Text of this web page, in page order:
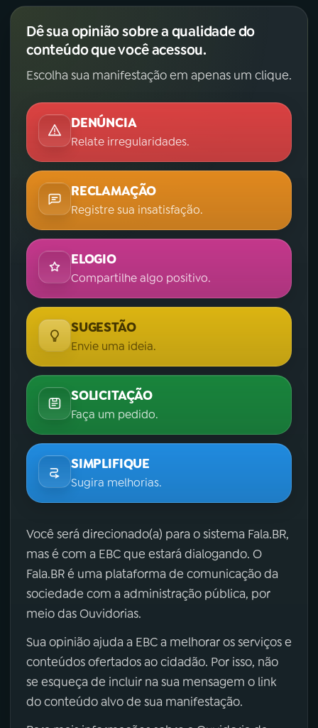
Dê sua opinião sobre a qualidade do
conteúdo que você acessou.
Escolha sua manifestação em apenas um clique.
DENÚNCIA
Relate irregularidades.
RECLAMAÇÃO
Registre sua insatisfação.
ELOGIO
Compartilhe algo positivo.
SUGESTÃO
Envie uma ideia.
SOLICITAÇÃO
Faça um pedido.
SIMPLIFIQUE
Sugira melhorias.
Você será direcionado(a) para o sistema Fala.BR,
mas é com a EBC que estará dialogando. O
Fala.BR é uma plataforma de comunicação da
sociedade com a administração pública, por
meio das Ouvidorias.
Sua opinião ajuda a EBC a melhorar os serviços e
conteúdos ofertados ao cidadão. Por isso, não
se esqueça de incluir na sua mensagem o link
do conteúdo alvo de sua manifestação.